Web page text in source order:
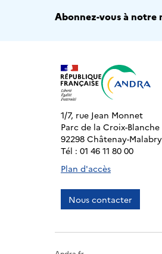
Abonnez-vous à notre
1/7, rue Jean Monnet
Parc de la Croix-Blanche
92298 Châtenay-
Tél : 01 46 11 80 00
Plan d'accès
Nous contacter